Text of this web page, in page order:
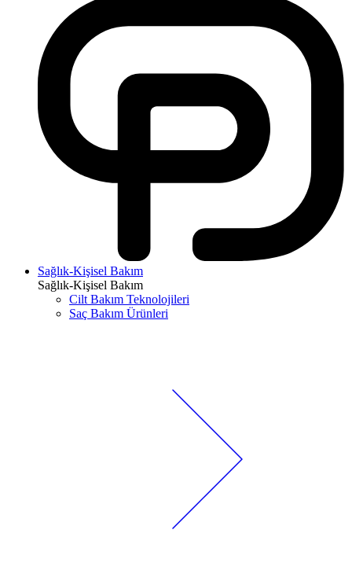
Sağlık-Kişisel Bakım
Sağlık-Kişisel Bakım
Cilt Bakım Teknolojileri
Saç Bakım Ürünleri